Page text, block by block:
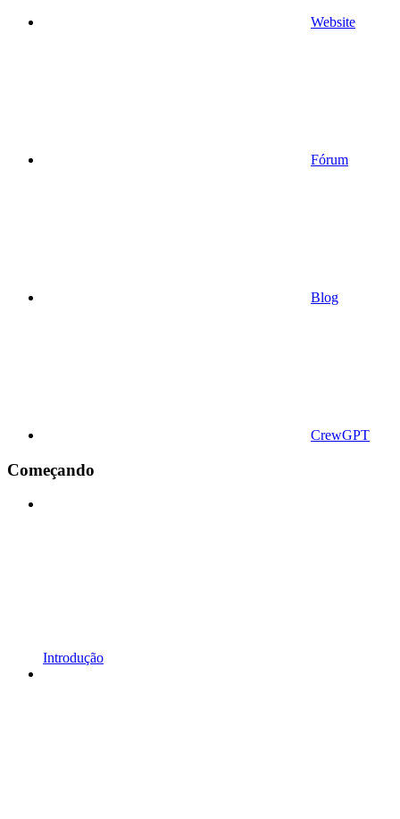
Website
Fórum
Blog
CrewGPT
Começando
Introdução